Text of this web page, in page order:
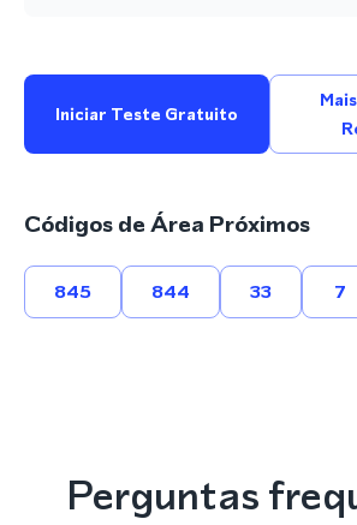
Iniciar Teste Gratuito
Códigos de Área Próximos
845 844 33 7
Perguntas